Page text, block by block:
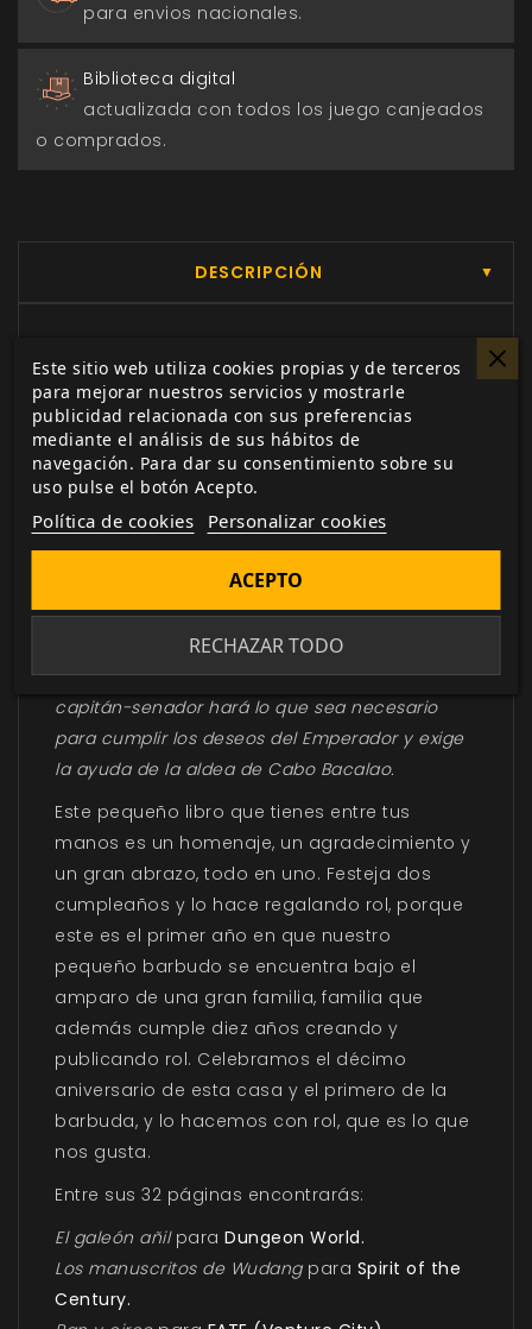
para envios nacionales.
Biblioteca digital
actualizada con todos los juego canjeados
o comprados.
DESCRIPCIÓN ▼
Estos haraposos náufragos imperiales no
vienen como invitados, sino como superiores,
exigiendo la obediencia debida a su Imperio,
pues en el caos del naufragio el Relentless
perdió su carga más valiosa, unos prisioneros:
el señor Hobart y su famosa tripulación de
corsarios. El Emperador ha ordenado que los
bandidos de Hobart sean llevados hasta la
Corte de Justicia a tiempo para la Estación Alta
a fin de poder anunciar un festival de
ejecuciones de nueve días en su honor. El
capitán-senador hará lo que sea necesario
para cumplir los deseos del Emperador y exige
la ayuda de la aldea de Cabo Bacalao.
Este pequeño libro que tienes entre tus
manos es un homenaje, un agradecimiento y
un gran abrazo, todo en uno. Festeja dos
cumpleaños y lo hace regalando rol, porque
este es el primer año en que nuestro
pequeño barbudo se encuentra bajo el
amparo de una gran familia, familia que
además cumple diez años creando y
publicando rol. Celebramos el décimo
aniversario de esta casa y el primero de la
barbuda, y lo hacemos con rol, que es lo que
nos gusta.
Entre sus 32 páginas encontrarás:
El galeón añilpara Dungeon World.
Los manuscritos de Wudangpara Spirit of the
Century.
Este sitio web utiliza cookies propias y de terceros
para mejorar nuestros servicios y mostrarle
publicidad relacionada con sus preferencias
mediante el análisis de sus hábitos de
navegación. Para dar su consentimiento sobre su
uso pulse el botón Acepto.
Política de cookies Personalizar cookies
RECHAZAR TODO
ACEPTO